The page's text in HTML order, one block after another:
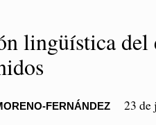
lingüística del
FERNÁNDEZ 23 de